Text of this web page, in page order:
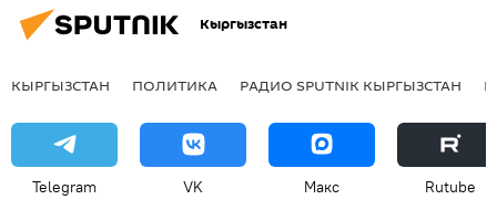
Кыргызстан
КЫРГЫЗСТАН ПОЛИТИКА РАДИО SPUTNIK КЫРГЫЗСТАН
Telegram VK Макс Rutube